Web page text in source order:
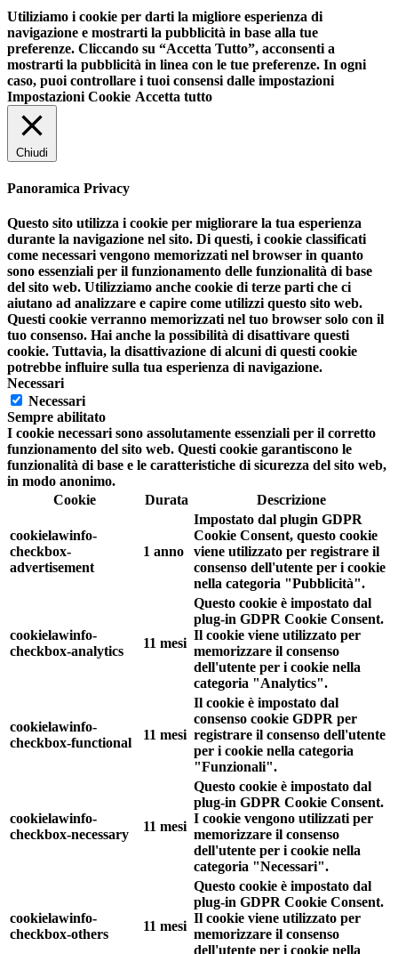
Utiliziamo i cookie per darti la migliore esperienza di
navigazione e mostrarti la pubblicità in base alla tue
preferenze. Cliccando su “Accetta Tutto”, acconsenti a
mostrarti la pubblicità in linea con le tue preferenze. In ogni
caso, puoi controllare i tuoi consensi dalle impostazioni
Impostazioni Cookie Accetta tutto
Chiudi
Panoramica Privacy
Questo sito utilizza i cookie per migliorare la tua esperienza
durante la navigazione nel sito. Di questi, i cookie classificati
come necessari vengono memorizzati nel browser in quanto
sono essenziali per il funzionamento delle funzionalità di base
del sito web. Utilizziamo anche cookie di terze parti che ci
aiutano ad analizzare e capire come utilizzi questo sito web.
Questi cookie verranno memorizzati nel tuo browser solo con il
tuo consenso. Hai anche la possibilità di disattivare questi
cookie. Tuttavia, la disattivazione di alcuni di questi cookie
potrebbe influire sulla tua esperienza di navigazione.
Necessari
Necessari
Sempre abilitato
I cookie necessari sono assolutamente essenziali per il corretto
funzionamento del sito web. Questi cookie garantiscono le
funzionalità di base e le caratteristiche di sicurezza del sito web,
in modo anonimo.
Cookie
Durata Descrizione
cookielawinfo-
checkbox-
advertisement
1 anno
Impostato dal plugin GDPR
Cookie Consent, questo cookie
viene utilizzato per registrare il
consenso dell'utente per i cookie
nella categoria "Pubblicità".
cookielawinfo-
checkbox-analytics
11 mesi
Questo cookie è impostato dal
plug-in GDPR Cookie Consent.
Il cookie viene utilizzato per
memorizzare il consenso
dell'utente per i cookie nella
categoria "Analytics".
cookielawinfo-
checkbox-functional
11 mesi
Il cookie è impostato dal
consenso cookie GDPR per
registrare il consenso dell'utente
per i cookie nella categoria
"Funzionali".
cookielawinfo-
checkbox-necessary
11 mesi
Questo cookie è impostato dal
plug-in GDPR Cookie Consent.
I cookie vengono utilizzati per
memorizzare il consenso
dell'utente per i cookie nella
categoria "Necessari".
cookielawinfo-
checkbox-others
11 mesi
Questo cookie è impostato dal
plug-in GDPR Cookie Consent.
Il cookie viene utilizzato per
memorizzare il consenso
dell'utente per i cookie nella